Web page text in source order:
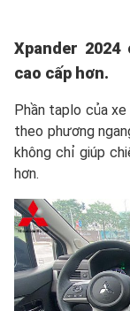
Xpander
cao cấp hơn.
Phần taplo của
theo phương
không chỉ giúp
hơn.